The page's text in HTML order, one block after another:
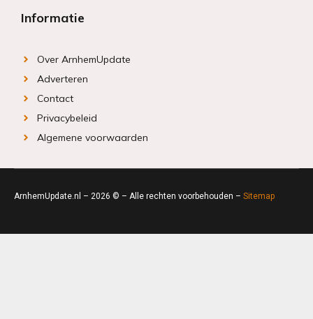
Informatie
Over ArnhemUpdate
Adverteren
Contact
Privacybeleid
Algemene voorwaarden
ArnhemUpdate.nl – 2026 © – Alle rechten voorbehouden – Sitemap